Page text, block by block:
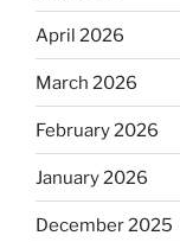
April 2026
March 2026
February 2026
January 2026
December 2025